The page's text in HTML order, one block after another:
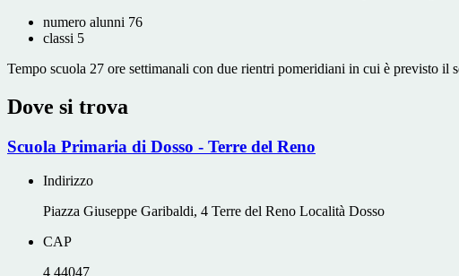
numero alunni 76
classi 5
Tempo scuola 27 ore settimanali con due rientri pomeridiani in cui è previsto il
Dove si trova
Scuola Primaria di Dosso - Terre del Reno
Indirizzo
Piazza Giuseppe Garibaldi, 4 Terre del Reno Località Dosso
CAP
4 44047